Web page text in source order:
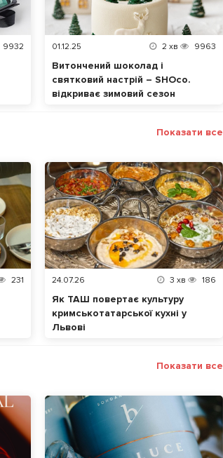
9932 01.12.25 2 хв 9963
Витончений шоколад і
святковий настрій – SHOco.
відкриває зимовий сезон
Показати все
231 24.07.26 3 хв 186
Як ТАШ повертає культуру
кримськотатарської кухні у
Львові
Показати все